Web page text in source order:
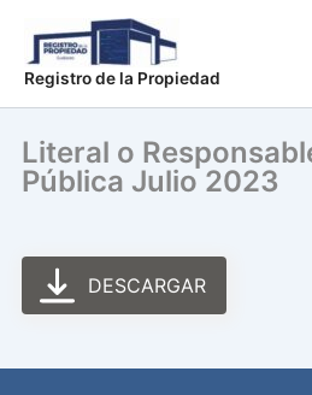
contenido
Registro de la Propiedad
Literal o
Pública Julio 2023
DESCARGAR